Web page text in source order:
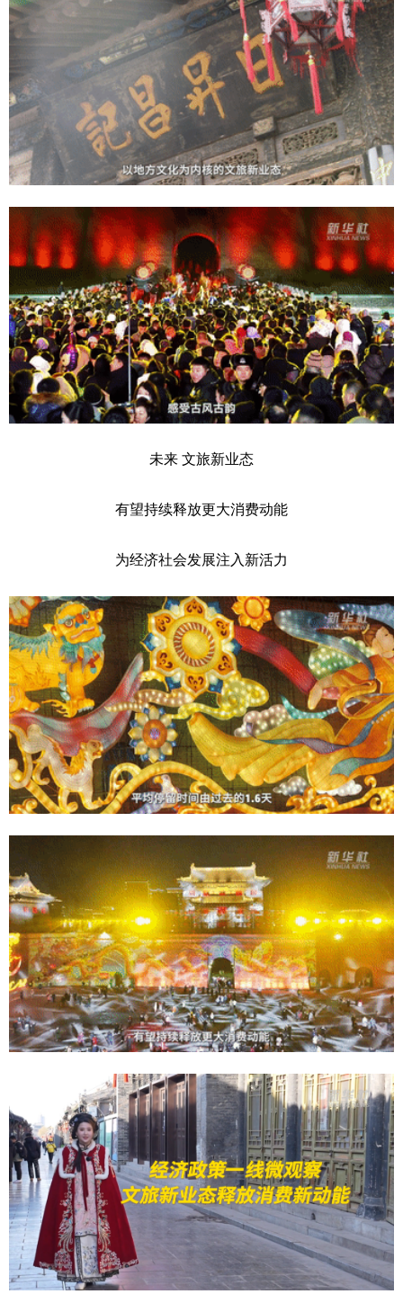
未来 文旅新业态
有望持续释放更大消费动能
为经济社会发展注入新活力